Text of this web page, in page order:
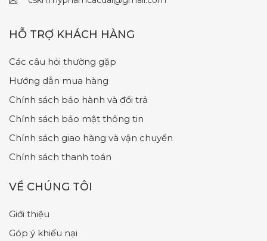
HỖ TRỢ KHÁCH HÀNG
Các câu hỏi thường gặp
Hướng dẫn mua hàng
Chính sách bảo hành và đổi trả
Chính sách bảo mật thông tin
Chính sách giao hàng và vận chuyển
Chính sách thanh toán
VỀ CHÚNG TÔI
Giới thiệu
Góp ý khiếu nại